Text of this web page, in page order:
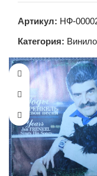
Артикул: НФ-
Категория: